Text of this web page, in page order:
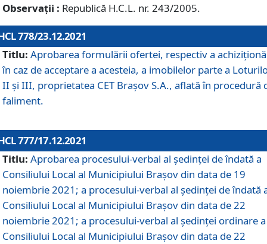
Observații : Republică H.C.L. nr. 243/2005.
778/23.12.2021
Titlu: Aprobarea formulării ofertei, respectiv a
în caz de acceptare a acesteia, a imobilelor parte a
II și III, proprietatea CET Brașov S.A., aflată în procedură
faliment.
777/17.12.2021
Titlu: Aprobarea procesului-verbal al şedinţei de îndată a
Consiliului Local al Municipiului Braşov din data de 19
noiembrie 2021; a procesului-verbal al şedinţei de îndată
Consiliului Local al Municipiului Braşov din data de 22
noiembrie 2021; a procesului-verbal al şedinţei ordinare a
Consiliului Local al Municipiului Braşov din data de 22